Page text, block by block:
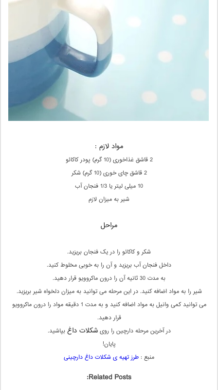
مواد لازم :
2 قاشق غذاخوری (10 گرم) پودر کاکائو
2 قاشق چای خوری (10 گرم) شکر
10 میلی لیتر یا 1/3 فنجان آب
شیر به میزان لازم
مراحل
شکر و کاکائو را در یک فنجان بریزید.
داخل فنجان آب بریزید و آن را به خوبی مخلوط کنید.
به مدت 30 ثانیه آن را درون ماکروویو قرار دهید.
شیر را به مواد اضافه کنید. در این مرحله می توانید به میزان دلخواه شیر بریزید.
می توانید کمی وانیل به مواد اضافه کنید و به مدت 1 دقیقه مواد را درون ماکروویو
قرار دهید.
در آخرین مرحله دارچین را رویشکلات داغبپاشید.
پایان!
منبع : طرز تهیه ی شکلات داغ دارچینی
Related Posts: